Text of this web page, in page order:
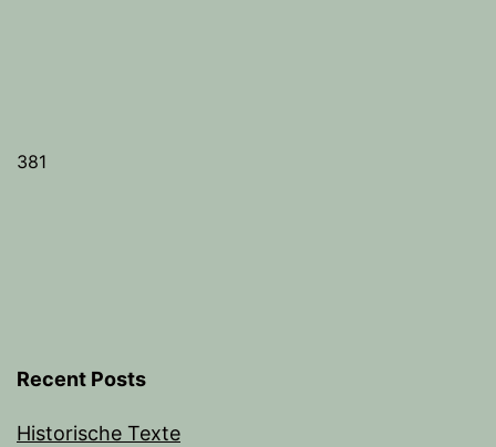
381
Recent Posts
Historische Texte